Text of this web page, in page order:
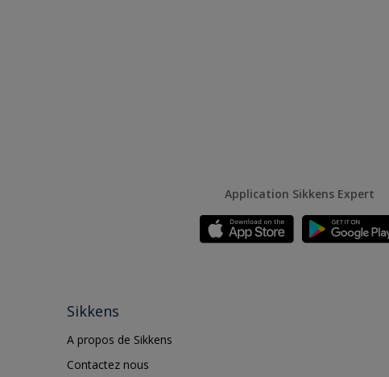
Application Sikkens Expert
Sikkens
A propos de Sikkens
Contactez nous